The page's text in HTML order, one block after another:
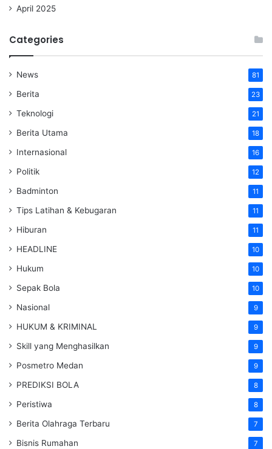
April 2025
Categories
News 81
Berita 23
Teknologi 21
Berita Utama 18
Internasional 16
Politik 12
Badminton 11
Tips Latihan & Kebugaran 11
Hiburan 11
HEADLINE 10
Hukum 10
Sepak Bola 10
Nasional 9
HUKUM & KRIMINAL 9
Skill yang Menghasilkan 9
Posmetro Medan 9
PREDIKSI BOLA 8
Peristiwa 8
Berita Olahraga Terbaru 7
Bisnis Rumahan 7